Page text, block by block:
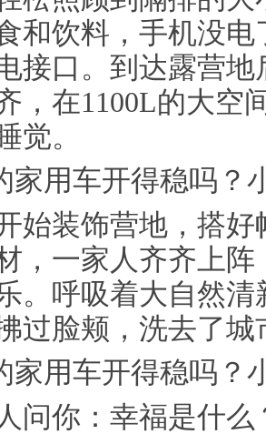
和饮料，手机没
接口。到达露营
，在1100L的大空
觉。
始装饰营地，搭
，一家人齐齐上
。呼吸着大自然
过脸颊，洗去了
问你：幸福是什